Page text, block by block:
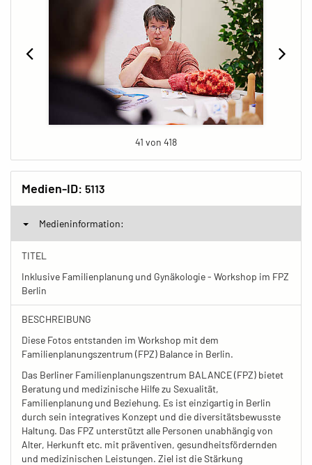
41 von 418
Medien-ID: 5113
Medieninformation:
TITEL
Inklusive Familienplanung und Gynäkologie - Workshop im FPZ
Berlin
BESCHREIBUNG
Diese Fotos entstanden im Workshop mit dem
Familienplanungszentrum (FPZ) Balance in Berlin.
Das Berliner Familienplanungszentrum BALANCE (FPZ) bietet
Beratung und medizinische Hilfe zu Sexualität,
Familienplanung und Beziehung. Es ist einzigartig in Berlin
durch sein integratives Konzept und die diversitätsbewusste
Haltung. Das FPZ unterstützt alle Personen unabhängig von
Alter, Herkunft etc. mit präventiven, gesundheitsfördernden
und medizinischen Leistungen. Ziel ist die Stärkung